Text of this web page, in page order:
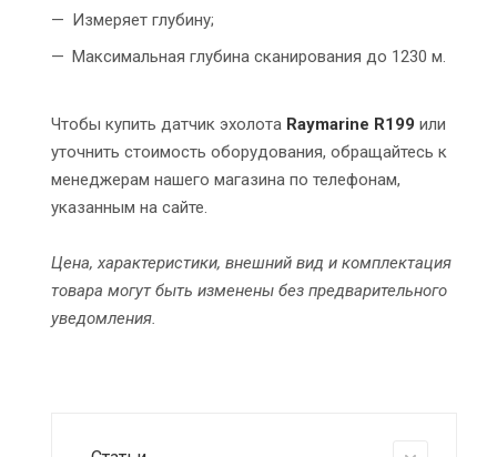
Измеряет глубину;
Максимальная глубина сканирования до 1230 м.
Чтобы купить датчик эхолота Raymarine R199 или
уточнить стоимость оборудования, обращайтесь к
менеджерам нашего магазина по телефонам,
указанным на сайте.
Цена, характеристики, внешний вид и комплектация
товара могут быть изменены без предварительного
уведомления.